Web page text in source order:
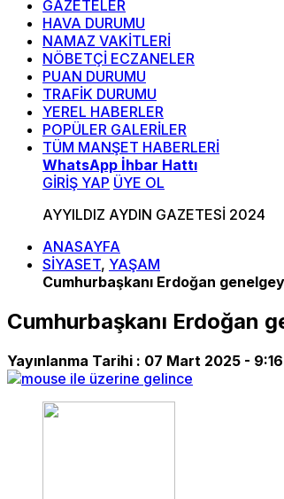
GAZETELER
HAVA DURUMU
NAMAZ VAKİTLERİ
NÖBETÇİ ECZANELER
PUAN DURUMU
TRAFİK DURUMU
YEREL HABERLER
POPÜLER GALERİLER
TÜM MANŞET HABERLERİ
WhatsApp İhbar Hattı
GİRİŞ YAP ÜYE OL
AYYILDIZ AYDIN GAZETESİ 2024
ANASAYFA
SİYASET, YAŞAM
Cumhurbaşkanı Erdoğan
Cumhurbaşkanı Erdoğan
Yayınlanma Tarihi : 07 Mart 2025 - 9:16